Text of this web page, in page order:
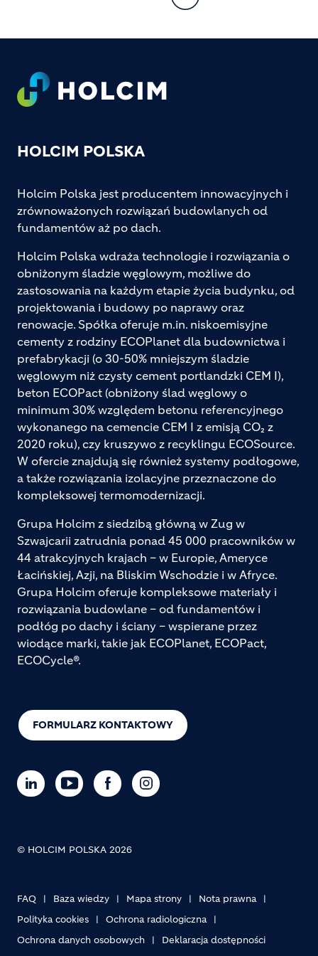
Footer
HOLCIM POLSKA
FORMULARZ KONTAKTOWY
Holcim Polska jest producentem innowacyjnych i
zrównoważonych rozwiązań budowlanych od
fundamentów aż po dach.
Holcim Polska wdraża technologie i rozwiązania o
obniżonym śladzie węglowym, możliwe do
zastosowania na każdym etapie życia budynku, od
projektowania i budowy po naprawy oraz
renowacje. Spółka oferuje m.in. niskoemisyjne
cementy z rodziny ECOPlanet dla budownictwa i
prefabrykacji (o 30-50% mniejszym śladzie
węglowym niż czysty cement portlandzki CEM I),
beton ECOPact (obniżony ślad węglowy o
minimum 30% względem betonu referencyjnego
wykonanego na cemencie CEM I z emisją CO₂ z
2020 roku), czy kruszywo z recyklingu ECOSource.
W ofercie znajdują się również systemy podłogowe,
a także rozwiązania izolacyjne przeznaczone do
kompleksowej termomodernizacji.
Grupa Holcim z siedzibą główną w Zug w
Szwajcarii zatrudnia ponad 45 000 pracowników w
44 atrakcyjnych krajach – w Europie, Ameryce
Łacińskiej, Azji, na Bliskim Wschodzie i w Afryce.
Grupa Holcim oferuje kompleksowe materiały i
rozwiązania budowlane – od fundamentów i
podłóg po dachy i ściany – wspierane przez
wiodące marki, takie jak ECOPlanet, ECOPact,
ECOCycle®.
Footer bottom
© HOLCIM POLSKA 2026
FAQ Baza wiedzy Mapa strony
Nota prawna
Polityka cookies
Ochrona radiologiczna
Ochrona danych osobowych
Deklaracja dostępności